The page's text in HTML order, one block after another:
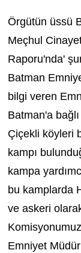
Örgütün üssü
Meçhul
Raporu'nda'
Batman
bilgi veren
Batman'a
Çiçekli köyleri
kampı
kampa
bu kamplarda
ve askeri
Emniyet